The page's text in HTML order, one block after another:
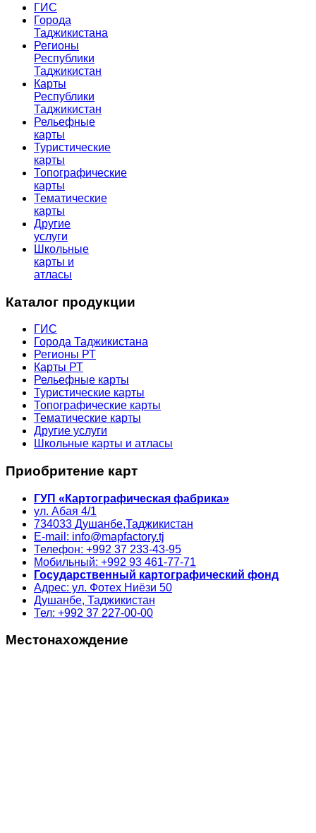
ГИС
Города
Таджикистана
Регионы
Республики
Таджикистан
Карты
Республики
Таджикистан
Рельефные
карты
Туристические
карты
Топографические
карты
Тематические
карты
Другие
услуги
Школьные
карты и
атласы
Каталог продукции
ГИС
Города Таджикистана
Регионы РТ
Карты РТ
Рельефные карты
Туристические карты
Топографические карты
Тематические карты
Другие услуги
Школьные карты и атласы
Приобритение карт
ГУП «Картографическая фабрика»
ул. Абая 4/1
734033 Душанбе,Таджикистан
E-mail: info@mapfactory.tj
Телефон: +992 37 233-43-95
Мобильный: +992 93 461-77-71
Государственный картографический фонд
Адрес: ул. Фотех Ниёзи 50
Душанбе, Таджикистан
Тел: +992 37 227-00-00
Местонахождение